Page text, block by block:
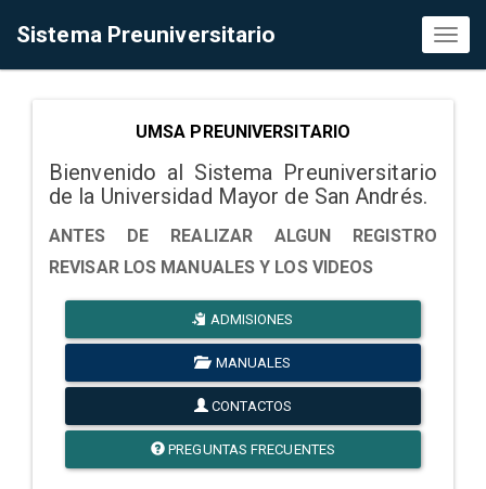
Sistema Preuniversitario
UMSA PREUNIVERSITARIO
Bienvenido al Sistema Preuniversitario
de la Universidad Mayor de San Andrés.
ANTES DE REALIZAR ALGUN REGISTRO
REVISAR LOS MANUALES Y LOS VIDEOS
ADMISIONES
MANUALES
CONTACTOS
PREGUNTAS FRECUENTES